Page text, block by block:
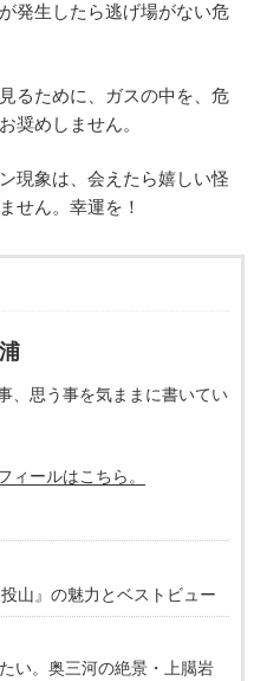
発生したら逃げ場がない危
るために、ガスの中を、危
奨めしません。
現象は、会えたら嬉しい怪
せん。幸運を！
、思う事を気ままに書いてい
ィールはこちら。
山』の魅力とベストビュー
い。奥三河の絶景・上臈岩